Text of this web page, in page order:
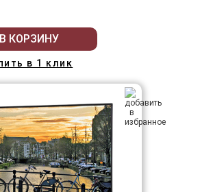
В КОРЗИНУ
в 1 клик